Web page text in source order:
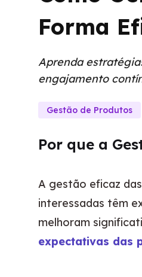
Forma
Aprenda
engajamento
Gestão de Produtos
Por que a
A gestão eficaz
interessadas têm
melhoram
expectativas das